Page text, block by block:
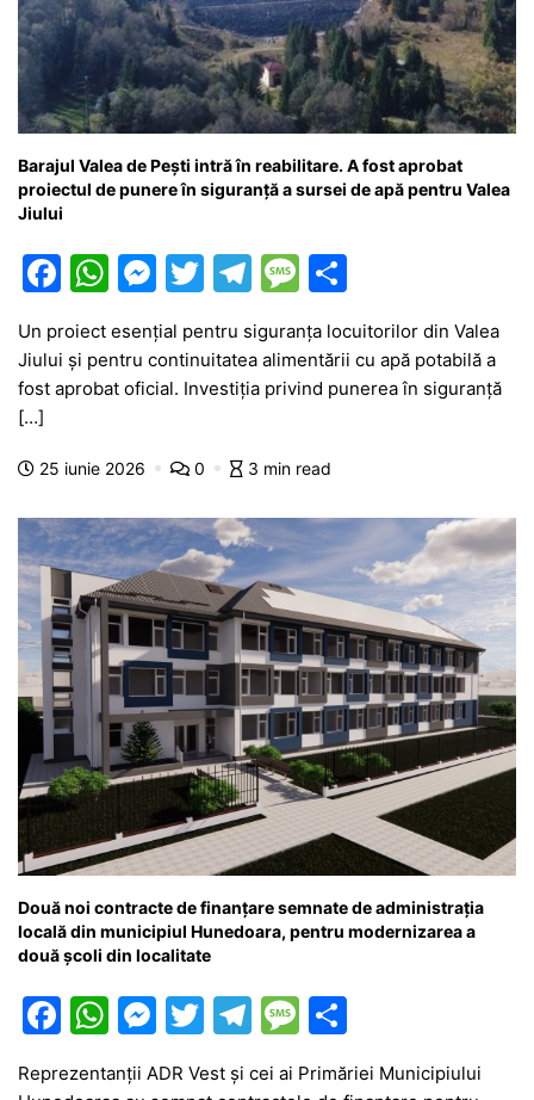
Barajul Valea de Pești intră în reabilitare. A fost aprobat
proiectul de punere în siguranță a sursei de apă pentru Valea
Jiului
F
c
e
o
k
W
at
s
p
M
s
s
n
er
T
itt
er
T
e
gr
m
M
s
s
g
ta
je
Un proiect esențial pentru siguranța locuitorilor din Valea
Jiului și pentru continuitatea alimentării cu apă potabilă a
fost aprobat oficial. Investiția privind punerea în siguranță
[…]
25 iunie 2026 0 3 min read
Două noi contracte de finanțare semnate de administrația
locală din municipiul Hunedoara, pentru modernizarea a
două școli din localitate
F
c
W
at
M
s
T
itt
T
e
M
s ta
Reprezentanții ADR Vest și cei ai Primăriei Municipiului